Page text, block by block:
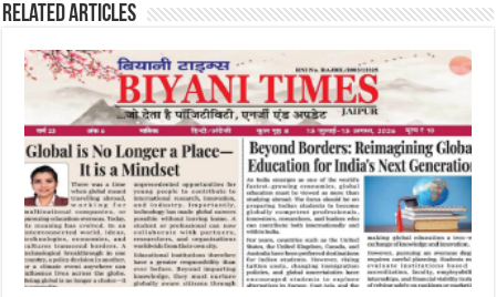
Related Articles